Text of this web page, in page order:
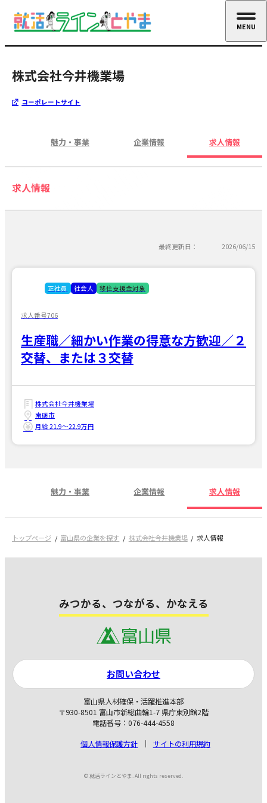
株式会社今井機業場
コーポレートサイト
魅力・事業 企業情報 求人情報
求人情報
最終更新日： 2026/06/15
正社員 社会人 移住支援金対象
求人番号706
生産職／細かい作業の得意な方歓迎／２
交替、または３交替
株式会社今井機業場
南砺市
月給 21.9〜22.9万円
魅力・事業 企業情報 求人情報
トップページ 富山県の企業を探す 株式会社今井機業場 求人情報
みつかる、つながる、かなえる
富山県人材確保・活躍推進本部
〒930-8501 富山市新総曲輪1-7 県庁東別館2階
電話番号：076-444-4558
個人情報保護方針
サイトの利用規約
お問い合わせ
© 就活ラインとやま. All rights reserved.
MENU